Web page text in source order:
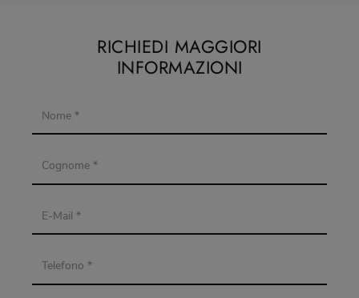
RICHIEDI MAGGIORI
INFORMAZIONI